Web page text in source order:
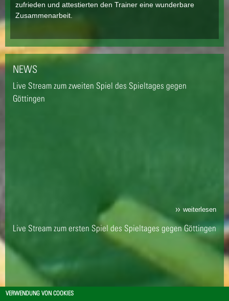
zufrieden und attestierten den Trainer eine wunderbare
Zusammenarbeit.
NEWS
Live Stream zum zweiten Spiel des Spieltages gegen
Göttingen
weiterlesen
Live Stream zum ersten Spiel des Spieltages gegen Göttingen
VERWENDUNG VON COOKIES